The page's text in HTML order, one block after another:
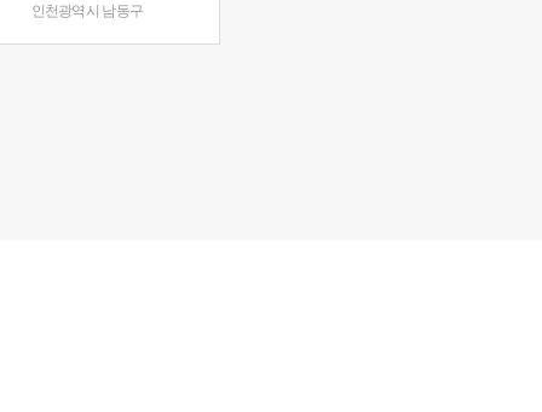
인천광역시 남동구